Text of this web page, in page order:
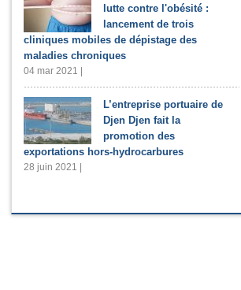
lutte contre l'obésité :
lancement de trois
cliniques mobiles de dépistage des
maladies chroniques
04 mar 2021 |
L’entreprise portuaire de
Djen Djen fait la
promotion des
exportations hors-hydrocarbures
28 juin 2021 |